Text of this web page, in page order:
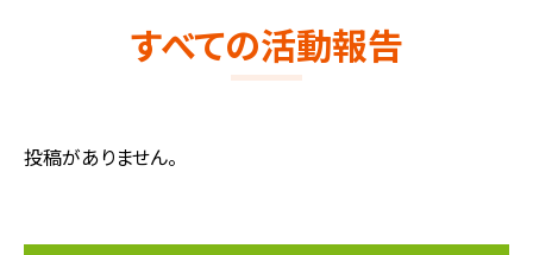
すべての活動報告
投稿がありません。